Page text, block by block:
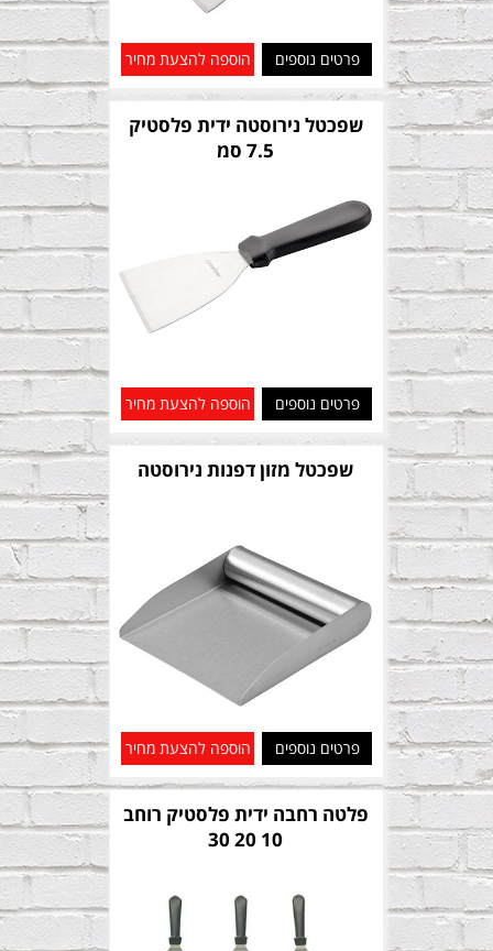
פרטים נוספים הוספה להצעת מחיר
שפכטל נירוסטה ידית פלסטיק
7.5 סמ
פרטים נוספים הוספה להצעת מחיר
שפכטל מזון דפנות נירוסטה
פרטים נוספים הוספה להצעת מחיר
פלטה רחבה ידית פלסטיק רוחב
10 20 30